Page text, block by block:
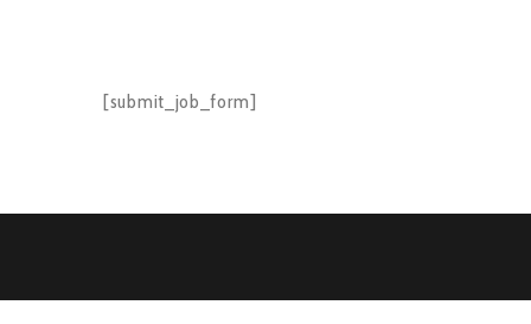
[submit_job_form]